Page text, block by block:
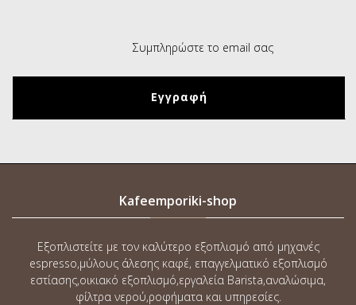
Kafeemporiki-shop
Εξοπλιστείτε με τον καλύτερο εξοπλισμό από μηχανές
espresso,μύλους άλεσης καφέ, επαγγελματικό εξοπλισμό
εστίασης,οικιακό εξοπλισμό,εργαλεία Barista,αναλώσιμα,
φίλτρα νερού,ροφήματα και υπηρεσίες.